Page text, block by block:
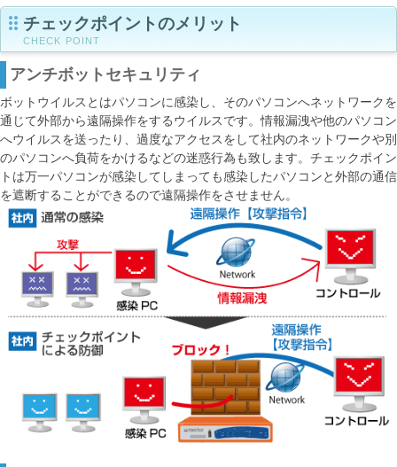
チェックポイントのメリット
CHECK POINT
アンチボットセキュリティ
ボットウイルスとはパソコンに感染し、そのパソコンへネットワークを
通じて外部から遠隔操作をするウイルスです。情報漏洩や他のパソコン
へウイルスを送ったり、過度なアクセスをして社内のネットワークや別
のパソコンへ負荷をかけるなどの迷惑行為も致します。チェックポイン
トは万一パソコンが感染してしまっても感染したパソコンと外部の通信
を遮断することができるので遠隔操作をさせません。